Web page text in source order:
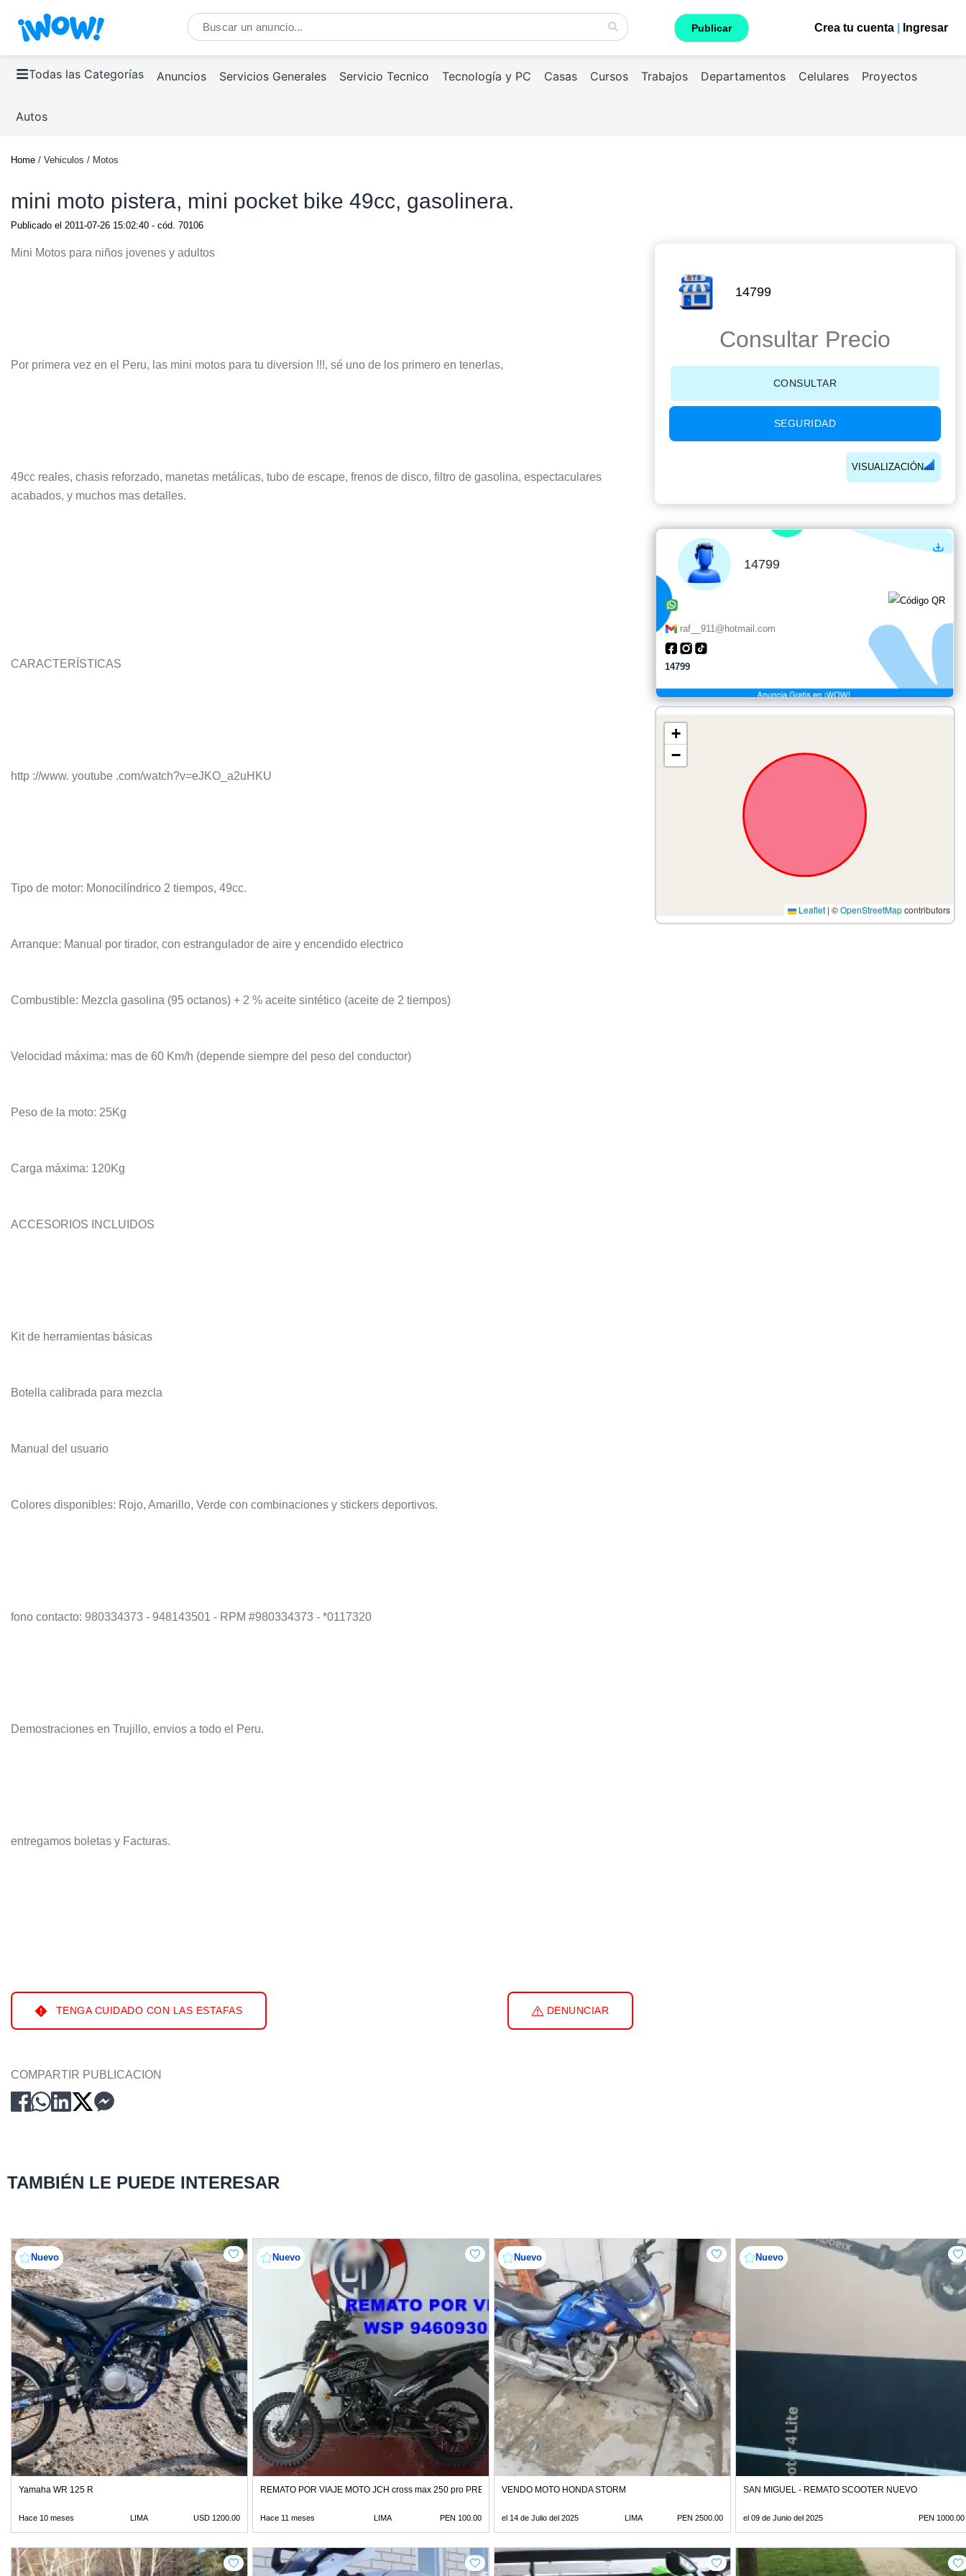
Publicar Crea tu cuenta| Ingresar
Todas las Categorías Anuncios Servicios Generales Servicio Tecnico Tecnología y PC Casas Cursos Trabajos Departamentos Celulares Proyectos
Autos
Home / Vehiculos / Motos
mini moto pistera, mini pocket bike 49cc, gasolinera.
Publicado el 2011-07-26 15:02:40 - cód. 70106
Mini Motos para niños jovenes y adultos
Por primera vez en el Peru, las mini motos para tu diversion !!!, sé uno de los primero en tenerlas,
49cc reales, chasis reforzado, manetas metálicas, tubo de escape, frenos de disco, filtro de gasolina, espectaculares
acabados, y muchos mas detalles.
CARACTERÍSTICAS
http ://www. youtube .com/watch?v=eJKO_a2uHKU
Tipo de motor: Monocilíndrico 2 tiempos, 49cc.
Arranque: Manual por tirador, con estrangulador de aire y encendido electrico
Combustible: Mezcla gasolina (95 octanos) + 2 % aceite sintético (aceite de 2 tiempos)
Velocidad máxima: mas de 60 Km/h (depende siempre del peso del conductor)
Peso de la moto: 25Kg
Carga máxima: 120Kg
ACCESORIOS INCLUIDOS
Kit de herramientas básicas
Botella calibrada para mezcla
Manual del usuario
Colores disponibles: Rojo, Amarillo, Verde con combinaciones y stickers deportivos.
fono contacto: 980334373 - 948143501 - RPM #980334373 - *0117320
Demostraciones en Trujillo, envios a todo el Peru.
entregamos boletas y Facturas.
TENGA CUIDADO CON LAS ESTAFAS DENUNCIAR
COMPARTIR PUBLICACION
14799
Consultar Precio
CONSULTAR
SEGURIDAD
VISUALIZACIÓN
14799
raf__911@hotmail.com
14799
+
−
Leaflet | ©OpenStreetMapcontributors
TAMBIÉN LE PUEDE INTERESAR
Nuevo
Yamaha WR 125 R
Hace 10 meses LIMA USD 1200.00
Nuevo
REMATO POR VIAJE MOTO JCH cross max 250 pro PRECIO DE REMATE
Hace 11 meses LIMA PEN 100.00
Nuevo
VENDO MOTO HONDA STORM
el 14 de Julio del 2025 LIMA PEN 2500.00
Nuevo
SAN MIGUEL - REMATO SCOOTER NUEVO
el 09 de Junio del 2025 PEN 1000.00